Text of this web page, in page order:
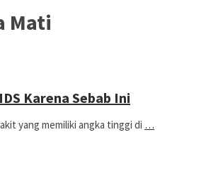
Mati
Karena Sebab Ini
yang memiliki angka tinggi di …